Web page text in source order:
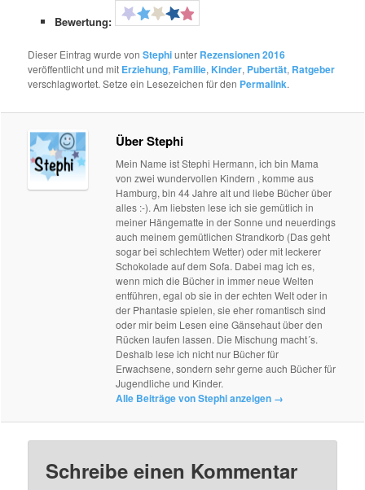
Bewertung:
Dieser Eintrag wurde vonStephiunter Rezensionen 2016
veröffentlicht und mit Erziehung, Familie, Kinder, Pubertät, Ratgeber
verschlagwortet. Setze ein Lesezeichen für den Permalink.
Über Stephi
Mein Name ist Stephi Hermann, ich bin Mama
von zwei wundervollen Kindern , komme aus
Hamburg, bin 44 Jahre alt und liebe Bücher über
alles :-). Am liebsten lese ich sie gemütlich in
meiner Hängematte in der Sonne und neuerdings
auch meinem gemütlichen Strandkorb (Das geht
sogar bei schlechtem Wetter) oder mit leckerer
Schokolade auf dem Sofa. Dabei mag ich es,
wenn mich die Bücher in immer neue Welten
entführen, egal ob sie in der echten Welt oder in
der Phantasie spielen, sie eher romantisch sind
oder mir beim Lesen eine Gänsehaut über den
Rücken laufen lassen. Die Mischung macht´s.
Deshalb lese ich nicht nur Bücher für
Erwachsene, sondern sehr gerne auch Bücher für
Jugendliche und Kinder.
Alle Beiträge von Stephi anzeigen →
Schreibe einen Kommentar